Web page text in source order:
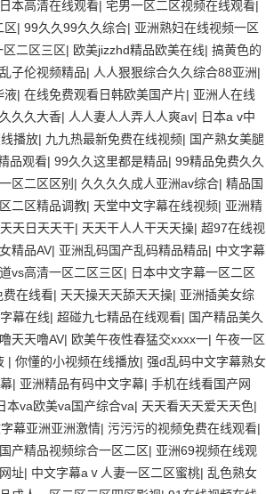
本高清在线观看| 宅男一区二区视频在线观看|
区| 99久久99久久综合| 亚洲熟妇在线视频一区
二区三区| 欧美jizzhd精品欧美在线| 搞黄色的
子伦视频精品| 人人狠狠综合久久综合88亚洲|
液| 在线免费观看日韩欧美国产片| 亚洲人在线
久久大香| 人人妻人人弄人人爽av| 日本a v中
播放| 九九热最新免费在线视频| 国产熟女美腿
品观看| 99久久这里都是精品| 99精品免费久久
区二区区别 | 久久久久成人亚洲av综合| 精品国
二区精品调教| 天堂中文字幕在线视频| 亚洲精
天日天天干| 天天干人人干天天操| 超97在线视
精品AV| 亚洲乱码国产乱码精品精品| 中文字幕
vs高清一区二区三区| 日本中文字幕一区二区
费在线看| 天天操天天舔天天操| 亚洲插美女综
幕在线| 超碰九七精品在线观看| 国产精品美久
天天噜AV| 欧美午夜性春猛交xxxx一| 午夜一区
| 你懂的小视频在线播放| 强d乱码中文字幕熟女
| 亚洲精品有码中文字幕| 手机在线看国产网
本va欧美va国产综合va| 天天看天天爱天天色|
幕亚洲亚洲激情| 污污污的视频免费在线观看|
国产精品视频综合一区二区| 亚洲69视频在线观
址| 中文字幕aⅴ人妻一区二区蜜桃| 乱色熟女